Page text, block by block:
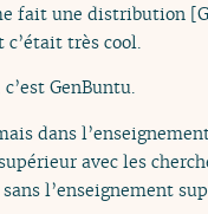
fait une distribution
très cool.
GenBuntu.
dans
avec les
l’enseignement